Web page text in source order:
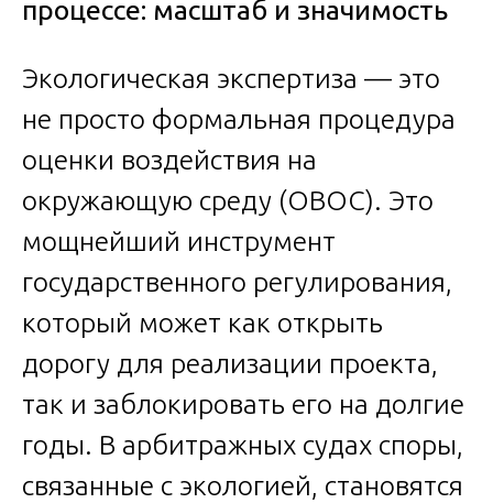
процессе: масштаб и значимость
Экологическая экспертиза — это
не просто формальная процедура
оценки воздействия на
окружающую среду (ОВОС). Это
мощнейший инструмент
государственного регулирования,
который может как открыть
дорогу для реализации проекта,
так и заблокировать его на долгие
годы. В арбитражных судах споры,
связанные с экологией, становятся